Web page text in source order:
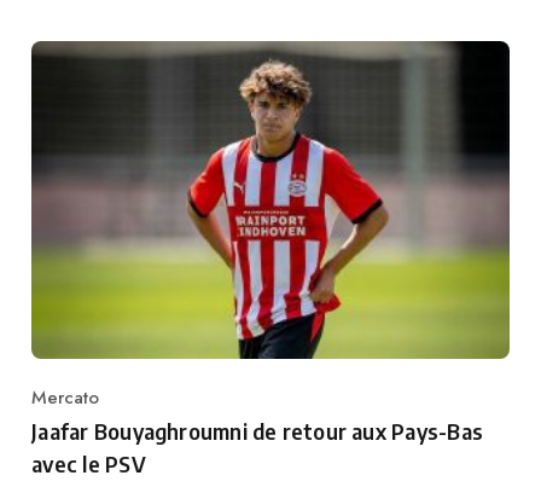
Category
Mercato
Jaafar Bouyaghroumni de retour aux Pays-Bas
avec le PSV